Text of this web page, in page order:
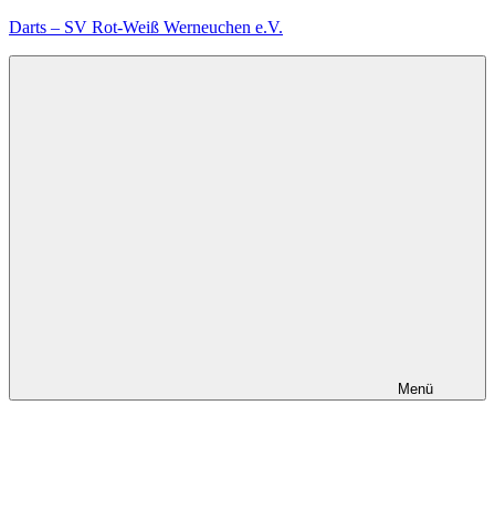
Zum
Darts – SV Rot-Weiß Werneuchen e.V.
Menü